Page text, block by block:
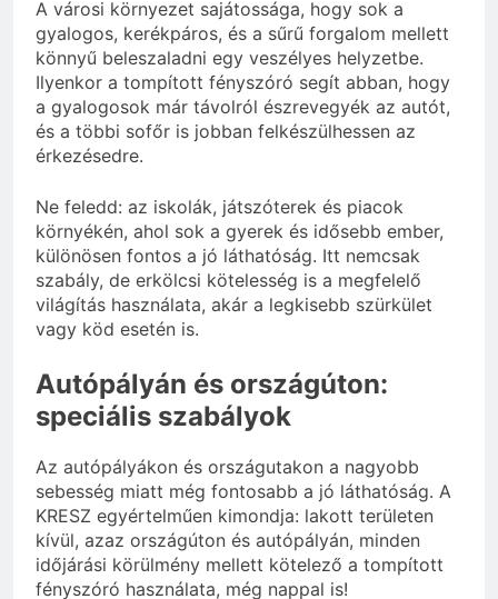
A városi környezet sajátossága, hogy sok a
gyalogos, kerékpáros, és a sűrű forgalom mellett
könnyű beleszaladni egy veszélyes helyzetbe.
Ilyenkor a tompított fényszóró segít abban, hogy
a gyalogosok már távolról észrevegyék az autót,
és a többi sofőr is jobban felkészülhessen az
érkezésedre.
Ne feledd: az iskolák, játszóterek és piacok
környékén, ahol sok a gyerek és idősebb ember,
különösen fontos a jó láthatóság. Itt nemcsak
szabály, de erkölcsi kötelesség is a megfelelő
világítás használata, akár a legkisebb szürkület
vagy köd esetén is.
Autópályán és országúton:
speciális szabályok
Az autópályákon és országutakon a nagyobb
sebesség miatt még fontosabb a jó láthatóság. A
KRESZ egyértelműen kimondja: lakott területen
kívül, azaz országúton és autópályán, minden
időjárási körülmény mellett kötelező a tompított
fényszóró használata, még nappal is!